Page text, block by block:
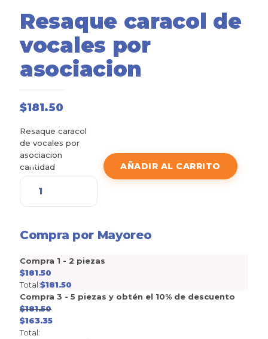
Resaque caracol de
vocales por
asociacion
$181.50
Resaque caracol
de vocales por
asociacion
cantidad
AÑADIR AL CARRITO
Compra por Mayoreo
Compra 1 - 2 piezas
$181.50
Total:$181.50
Compra 3 - 5 piezas y obtén el 10% de descuento
$181.50
$163.35
Total: